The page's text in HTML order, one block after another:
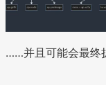
……并且可能会最终